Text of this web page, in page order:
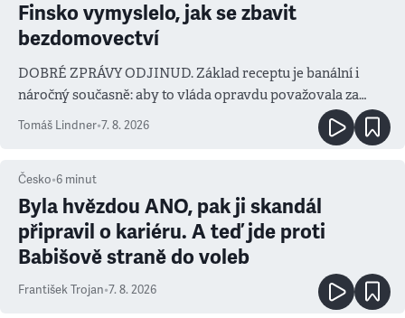
Finsko vymyslelo, jak se zbavit
bezdomovectví
DOBRÉ ZPRÁVY ODJINUD. Základ receptu je banální i
náročný současně: aby to vláda opravdu považovala za
prioritu
Tomáš Lindner•7. 8. 2026
Česko•6 minut
Byla hvězdou ANO, pak ji skandál
připravil o kariéru. A teď jde proti
Babišově straně do voleb
František Trojan•7. 8. 2026